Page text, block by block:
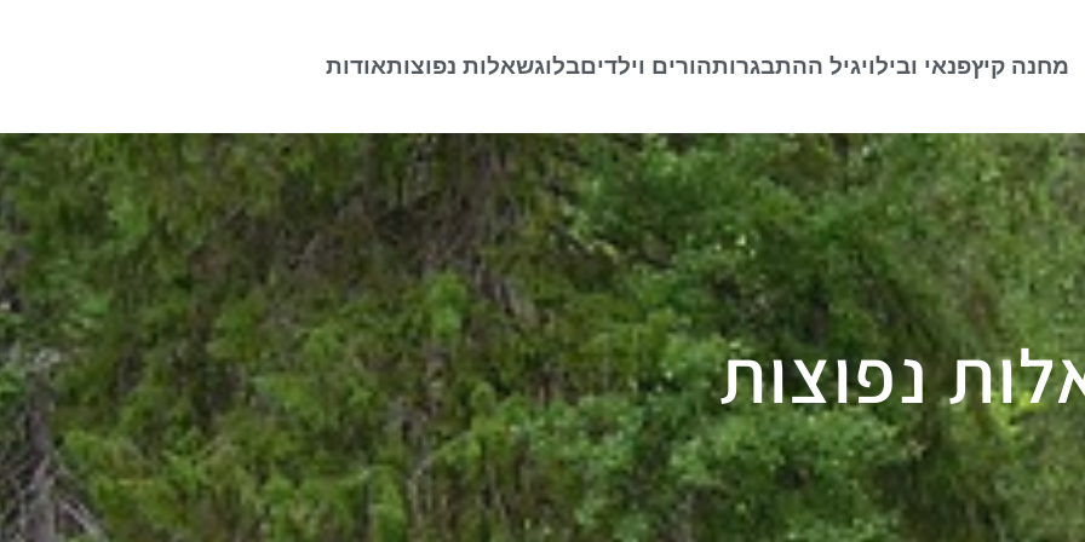
מחנה קיץפנאי ובילויגיל ההתבגרותהורים וילדיםבלוגשאלות נפוצותאודות
נפוצות